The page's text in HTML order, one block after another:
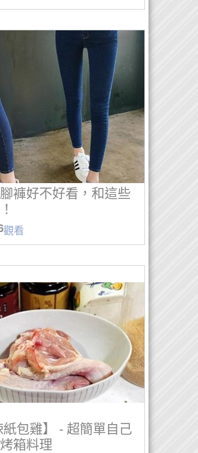
褲好不好看，和這些
觀看
包雞】 - 超簡單自己
箱料理